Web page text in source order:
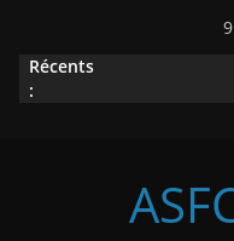
contenu
Récents
: